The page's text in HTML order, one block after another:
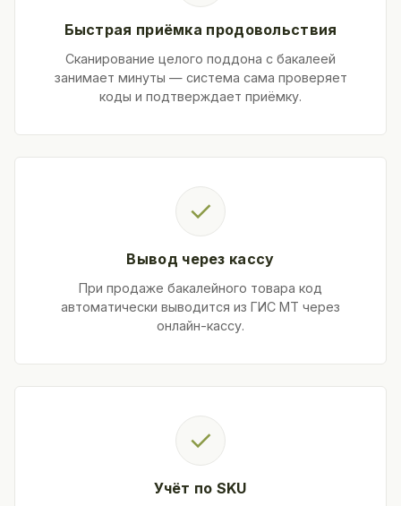
Быстрая приёмка продовольствия
Сканирование целого поддона с бакалеей
занимает минуты — система сама проверяет
коды и подтверждает приёмку.
✓
Вывод через кассу
При продаже бакалейного товара код
автоматически выводится из ГИС МТ через
онлайн-кассу.
✓
Учёт по SKU